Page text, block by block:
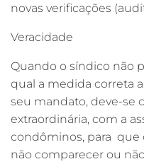
novas verificações
Veracidade
Quando o síndico não
qual a medida correta
seu mandato, deve-se
extraordinária, com a
condôminos, para que
não comparecer ou